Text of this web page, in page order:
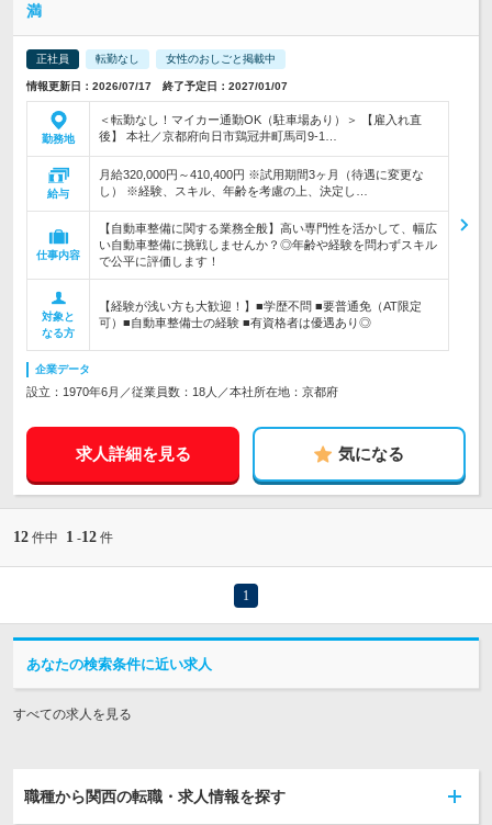
満
正社員 転勤なし 女性のおしごと掲載中
情報更新日：2026/07/17 終了予定日：2027/01/07
勤務地
＜転勤なし！マイカー通勤OK（駐車場あり）＞ 【雇入れ直
後】 本社／京都府向日市鶏冠井町馬司9-1…
給与
月給320,000円～410,400円 ※試用期間3ヶ月（待遇に変更な
し） ※経験、スキル、年齢を考慮の上、決定し…
仕事内容
【自動車整備に関する業務全般】高い専門性を活かして、幅広
い自動車整備に挑戦しませんか？◎年齢や経験を問わずスキル
で公平に評価します！
対象と
なる方
【経験が浅い方も大歓迎！】■学歴不問 ■要普通免（AT限定
可）■自動車整備士の経験 ■有資格者は優遇あり◎
企業データ
設立：1970年6月／従業員数：18人／本社所在地：京都府
求人詳細を見る 気になる
12 件中 1 -12 件
1
あなたの検索条件に近い求人
すべての求人を見る
職種から関西の転職・求人情報を探す